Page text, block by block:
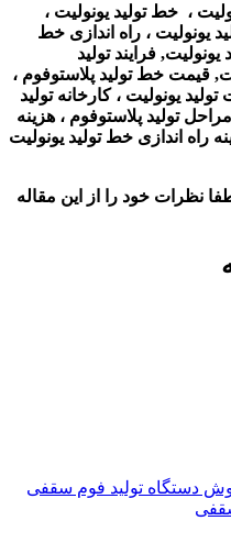
، خط تولید یونولیت ،
یونولیت ، راه اندازی خط
فرایند تولید
قیمت خط تولید پلاستوفوم ،
یونولیت ، کارخانه تولید
تولید پلاستوفوم ، هزینه
راه اندازی خط تولید یونولیت
نظرات خود را از این مقاله
دستگاه تولید فوم سقفی